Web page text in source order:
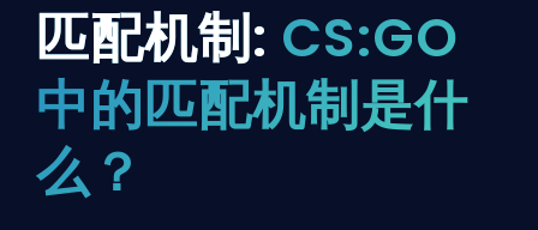
匹配机制: CS:GO
中的匹配机制是什
么？